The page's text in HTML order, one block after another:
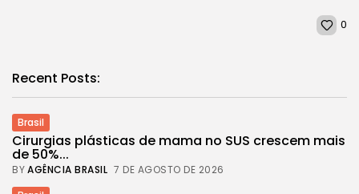
0
Recent Posts:
Brasil
Cirurgias plásticas de mama no SUS crescem mais
de 50%...
BYAGÊNCIA BRASIL 7 DE AGOSTO DE 2026